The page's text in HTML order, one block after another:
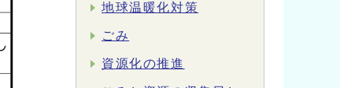
地球温暖化対策
ごみ
資源化の推進